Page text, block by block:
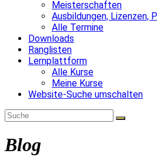
Meisterschaften
Ausbildungen, Lizenzen,
Alle Termine
Downloads
Ranglisten
Lernplattform
Alle Kurse
Meine Kurse
Website-Suche umschalten
Blog